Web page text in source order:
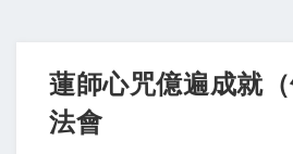
蓮師心咒億遍成就
法會